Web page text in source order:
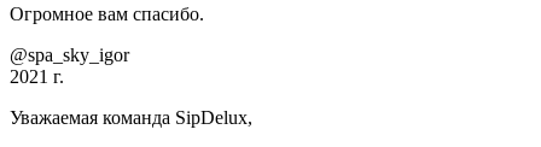
Огромное вам спасибо.
@spa_sky_igor
2021 г.
Уважаемая команда SipDelux,